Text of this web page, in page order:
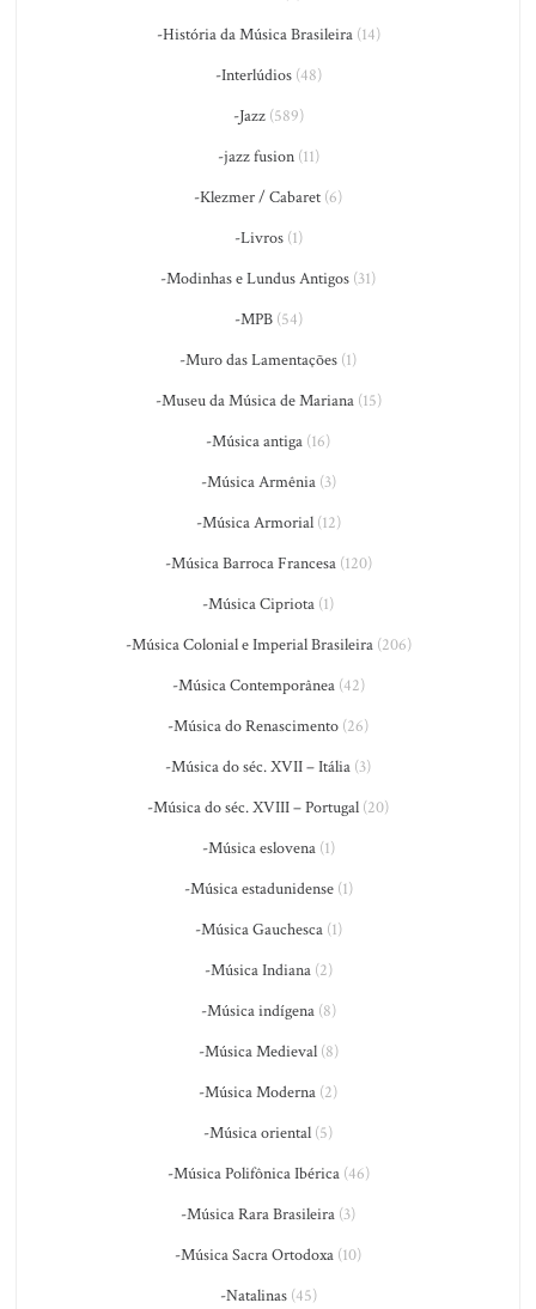
-História da Música Brasileira(14)
-Interlúdios(48)
-Jazz(589)
-jazz fusion(11)
-Klezmer / Cabaret (6)
-Livros(1)
-Modinhas e Lundus Antigos (31)
-MPB(54)
-Muro das Lamentações (1)
-Museu da Música de Mariana(15)
-Música antiga (16)
-Música Armênia(3)
-Música Armorial(12)
-Música Barroca Francesa(120)
-Música Cipriota (1)
-Música Colonial e Imperial Brasileira(206)
-Música Contemporânea(42)
-Música do Renascimento (26)
-Música do séc. XVII – Itália (3)
-Música do séc. XVIII – Portugal (20)
-Música eslovena(1)
-Música estadunidense(1)
-Música Gauchesca(1)
-Música Indiana(2)
-Música indígena(8)
-Música Medieval(8)
-Música Moderna (2)
-Música oriental (5)
-Música Polifônica Ibérica(46)
-Música Rara Brasileira (3)
-Música Sacra Ortodoxa (10)
-Natalinas(45)